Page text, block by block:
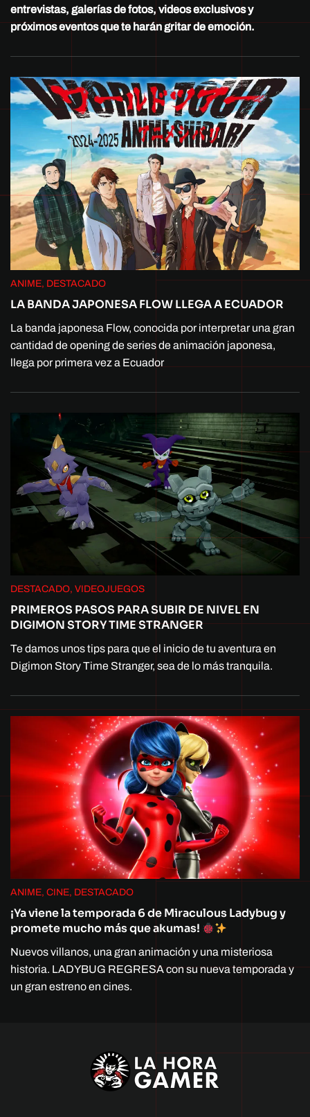
entrevistas, galerías de fotos, videos exclusivos y
próximos eventos que te harán gritar de emoción.
ANIME, DESTACADO
LA BANDA JAPONESA FLOW LLEGA A ECUADOR
La banda japonesa Flow, conocida por interpretar una gran
cantidad de opening de series de animación japonesa,
llega por primera vez a Ecuador
DESTACADO, VIDEOJUEGOS
PRIMEROS PASOS PARA SUBIR DE NIVEL EN
DIGIMON STORY TIME STRANGER
Te damos unos tips para que el inicio de tu aventura en
Digimon Story Time Stranger, sea de lo más tranquila.
ANIME, CINE, DESTACADO
¡Ya viene la temporada 6 de Miraculous Ladybug y
promete mucho más que akumas!
Nuevos villanos, una gran animación y una misteriosa
historia. LADYBUG REGRESA con su nueva temporada y
un gran estreno en cines.